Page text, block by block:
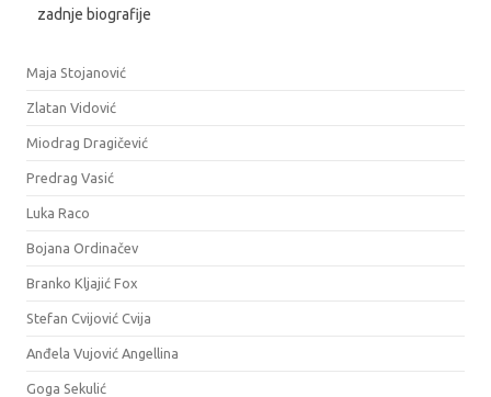
zadnje biografije
Maja Stojanović
Zlatan Vidović
Miodrag Dragičević
Predrag Vasić
Luka Raco
Bojana Ordinačev
Branko Kljajić Fox
Stefan Cvijović Cvija
Anđela Vujović Angellina
Goga Sekulić